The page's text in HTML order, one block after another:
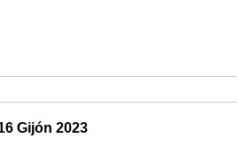
Gijón 2023